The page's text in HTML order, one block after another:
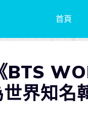
首頁
BTS
界知名